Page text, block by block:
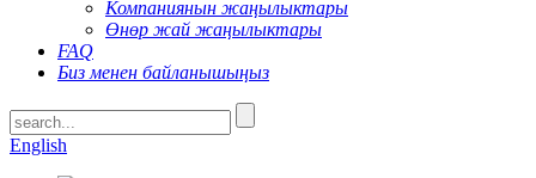
Компаниянын жаңылыктары
Өнөр жай жаңылыктары
FAQ
Биз менен байланышыңыз
English